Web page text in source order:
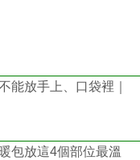
能放手上、口袋裡｜
包放這4個部位最溫